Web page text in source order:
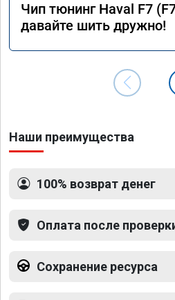
Чип тюнинг Haval F7
давайте шить дружно!
Наши преимущества
100% возврат денег
Оплата после
Сохранение ресурса